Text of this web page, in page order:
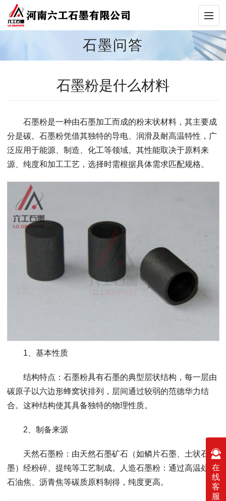
石墨问答
石墨粉是什么材料
石墨粉是一种由石墨加工而成的粉末状材料，其主要成
分是碳。石墨粉凭借其独特的导电、润滑及耐高温特性，广
泛应用于能源、制造、化工等领域。其性能取决于原料来
源、纯度和加工工艺，选择时需根据具体需求匹配规格。
1、基本性质
结构特点：石墨粉具有石墨的典型层状结构，每一层由
碳原子以六边形蜂窝状排列，层间通过较弱的范德华力结
合。这种结构使其具备独特的物理性质。
2、制备来源
天然石墨粉：由天然石墨矿石（如鳞片石墨、土状石
墨）经粉碎、提纯等工艺制成。人造石墨粉：通过高温处理
石油焦、沥青焦等碳质原料制得，纯度更高。
在
线
客
服